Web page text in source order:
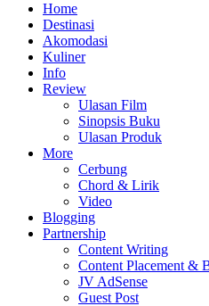
Home
Destinasi
Akomodasi
Kuliner
Info
Review
Ulasan Film
Sinopsis Buku
Ulasan Produk
More
Cerbung
Chord & Lirik
Video
Blogging
Partnership
Content Writing
Content Placement &
JV AdSense
Guest Post